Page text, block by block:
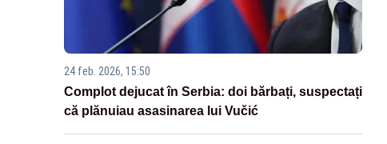
24 feb. 2026, 15:50
Complot dejucat în Serbia: doi bărbați, suspectați
că plănuiau asasinarea lui Vučić